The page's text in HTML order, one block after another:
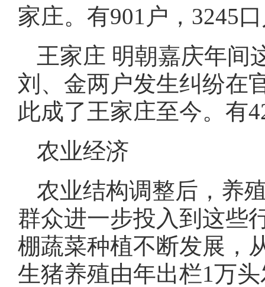
家庄。有901户，3245
王家庄 明朝嘉庆年间
刘、金两户发生纠纷在
此成了王家庄至今。有
农业经济
农业结构调整后，养
群众进一步投入到这些
棚蔬菜种植不断发展，
生猪养殖由年出栏1万